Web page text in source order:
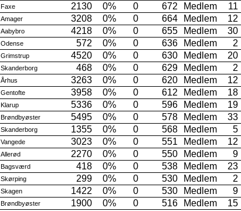
Faxe 2130 0% 0 672 Medlem 11
Amager 3208 0% 0 664 Medlem 12
Aabybro 4218 0% 0 655 Medlem 30
Odense 572 0% 0 636 Medlem
2
Grimstrup 4520 0% 0 630 Medlem 20
Skanderborg 468 0% 0 629 Medlem
2
Århus 3263 0% 0 620 Medlem 12
Gentofte 3958 0% 0 612 Medlem
18
Klarup 5336 0% 0 596 Medlem
19
Brøndbyøster 5495 0% 0 578 Medlem 33
Skanderborg 1355 0% 0 568 Medlem
5
Vangede 3023 0% 0 551 Medlem 12
Allerød 2270 0% 0 550 Medlem 9
Bagsværd 418 0% 0 538 Medlem 23
Skørping 299 0% 0 530 Medlem
2
Skagen 1422 0% 0 530 Medlem 9
Brøndbyøster 1900 0% 0 516 Medlem 15